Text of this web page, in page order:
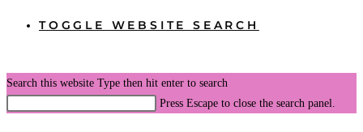
TOGGLE WEBSITE SEARCH
Search this website Type then hit enter to search
Press Escape to close the search panel.